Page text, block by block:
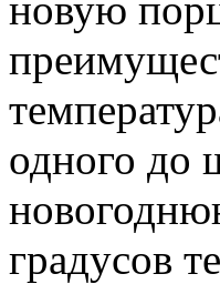
одного до
градусов